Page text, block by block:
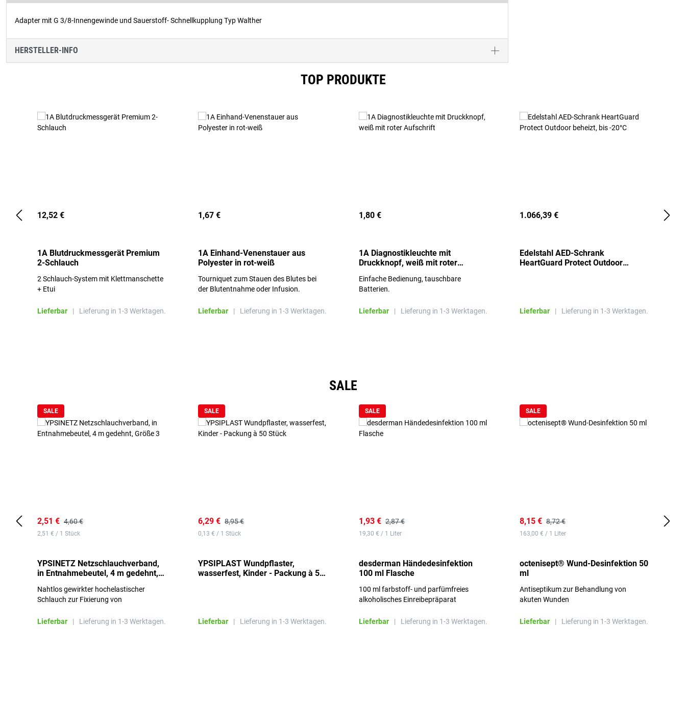
Adapter mit G 3/8-Innengewinde und Sauerstoff- Schnellkupplung Typ Walther
HERSTELLER-INFO
TOP PRODUKTE
12,52 €
1A Blutdruckmessgerät Premium
2-Schlauch
2 Schlauch-System mit Klettmanschette
+ Etui
Lieferbar | Lieferung in 1-3 Werktagen.
1,67 €
1A Einhand-Venenstauer aus
Polyester in rot-weiß
Tourniquet zum Stauen des Blutes bei
der Blutentnahme oder Infusion.
Lieferbar | Lieferung in 1-3 Werktagen.
1,80 €
1A Diagnostikleuchte mit
Druckknopf, weiß mit roter
Einfache Bedienung, tauschbare
Batterien.
Lieferbar | Lieferung in 1-3 Werktagen.
1.066,39 €
Edelstahl AED-Schrank
HeartGuard Protect Outdoor
Lieferbar | Lieferung in 1-3 Werktagen.
SALE
SALE
2,51 € 4,60 €
2,51 € / 1 Stück
YPSINETZ Netzschlauchverband,
in Entnahmebeutel, 4 m gedehnt,
Nahtlos gewirkter hochelastischer
Schlauch zur Fixierung von
Lieferbar
| Lieferung in 1-3 Werktagen.
SALE
6,29 € 8,95 €
0,13 € / 1 Stück
YPSIPLAST Wundpflaster,
wasserfest, Kinder - Packung à 50
Lieferbar | Lieferung in 1-3 Werktagen.
SALE
1,93 € 2,87 €
19,30 € / 1 Liter
desderman Händedesinfektion
100 ml Flasche
100 ml farbstoff- und parfümfreies
alkoholisches Einreibepräparat
Lieferbar | Lieferung in 1-3 Werktagen.
SALE
8,15 € 8,72 €
163,00 € / 1 Liter
octenisept® Wund-Desinfektion 50
ml
Antiseptikum zur Behandlung von
akuten Wunden
Lieferbar | Lieferung in 1-3 Werktagen.